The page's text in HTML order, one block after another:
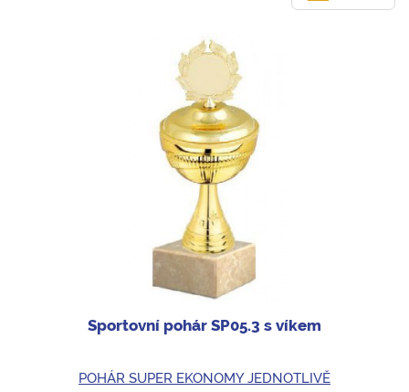
Sportovní pohár SP05.3 s víkem
POHÁR SUPER EKONOMY JEDNOTLIVĚ